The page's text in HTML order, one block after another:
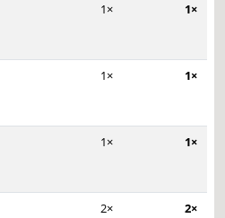
1× 1×
1× 1×
1× 1×
2× 2×